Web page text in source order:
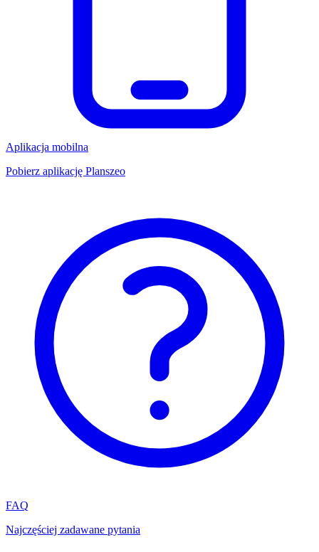
Aplikacja mobilna
Pobierz aplikację Planszeo
FAQ
Najczęściej zadawane pytania